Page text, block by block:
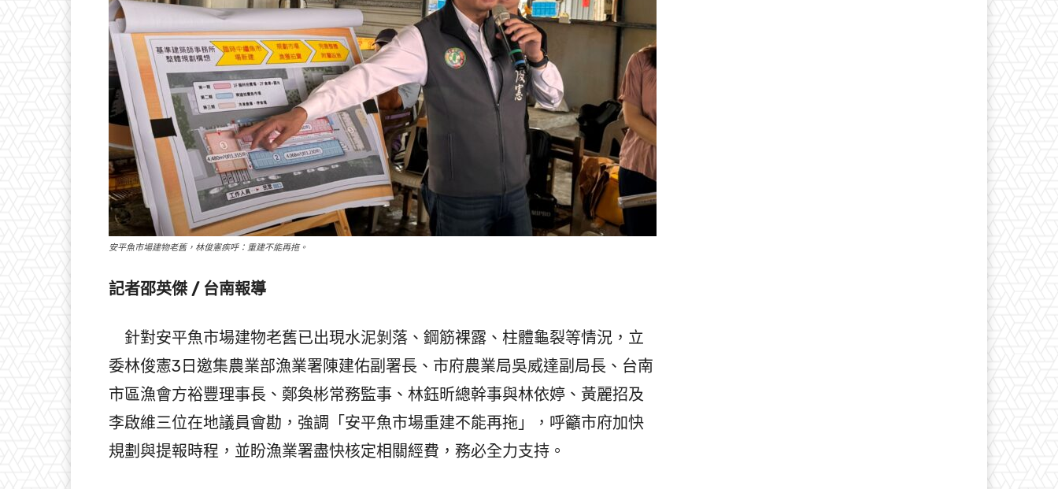
安平魚市場建物老舊，林俊憲疾呼：重建不能再拖。
記者邵英傑 / 台南報導
針對安平魚市場建物老舊已出現水泥剝落、鋼筋裸露、柱體龜裂等情況，立
委林俊憲3日邀集農業部漁業署陳建佑副署長、市府農業局吳威達副局長、台南
市區漁會方裕豐理事長、鄭奐彬常務監事、林鈺昕總幹事與林依婷、黃麗招及
李啟維三位在地議員會勘，強調「安平魚市場重建不能再拖」，呼籲市府加快
規劃與提報時程，並盼漁業署盡快核定相關經費，務必全力支持。